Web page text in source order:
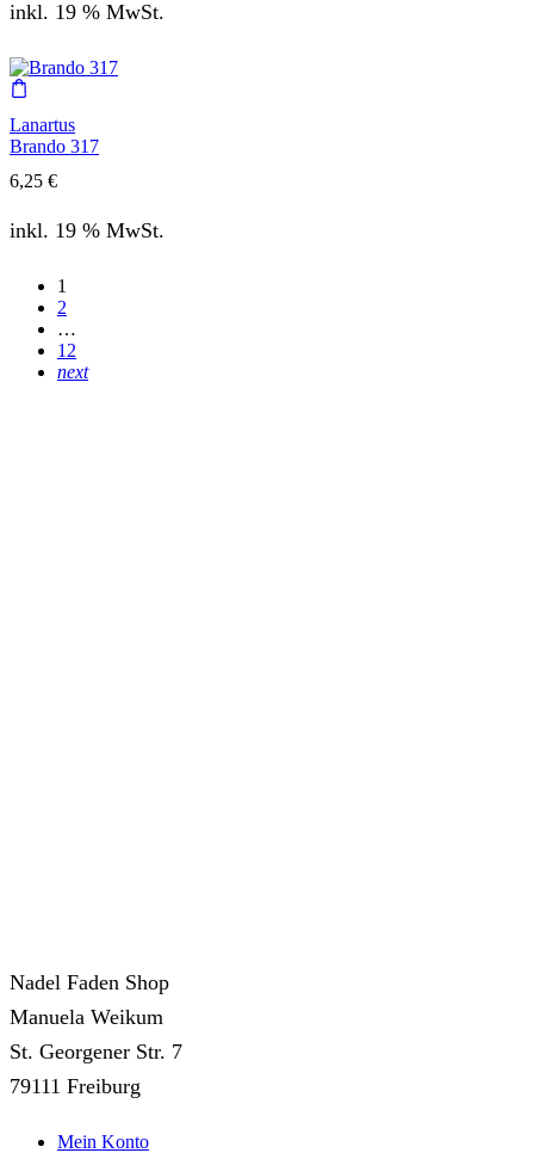
inkl. 19 % MwSt.
Lanartus
Brando 317
6,25 €
inkl. 19 % MwSt.
1
2
…
12
next
Nadel Faden Shop
Manuela Weikum
St. Georgener Str. 7
79111 Freiburg
Mein Konto